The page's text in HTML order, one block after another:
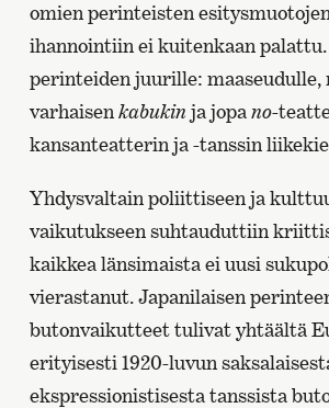
omien perinteisten
ihannointiin ei kuitenkaan
perinteiden juurille:
varhaisenkabukinja jopano-
kansanteatterin ja -tanssin
Yhdysvaltain poliittiseen ja
vaikutukseen suhtauduttiin
kaikkea länsimaista ei uusi
vierastanut. Japanilaisen
butonvaikutteet tulivat yhtäältä
erityisesti 1920-luvun
ekspressionistisesta tanssista